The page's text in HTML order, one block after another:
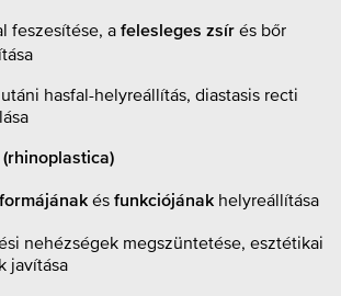
feszesítése, a felesleges zsír és bőr
hasfal-helyreállítás, diastasis recti
és funkciójának helyreállítása
nehézségek megszüntetése, esztétikai
javítása